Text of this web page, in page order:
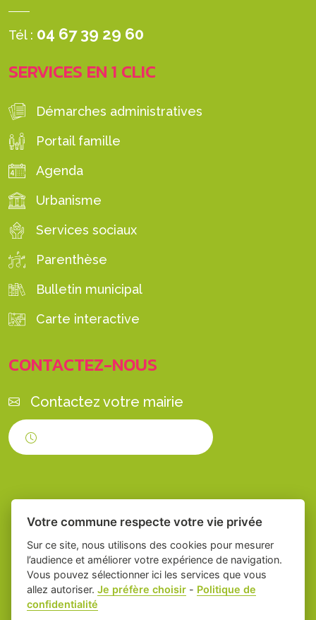
Tél : 04 67 39 29 60
SERVICES EN 1 CLIC
Démarches administratives
Portail famille
Agenda
Urbanisme
Services sociaux
Parenthèse
Bulletin municipal
Carte interactive
CONTACTEZ-NOUS
Contactez votre mairie
Place du village la solution web et appli
des collectivités
-
Votre commune respecte votre vie privée
Sur ce site, nous utilisons des cookies pour mesurer
l’audience et améliorer votre expérience de navigation.
Vous pouvez sélectionner ici les services que vous
allez autoriser.Je préfère choisir - Politique de
confidentialité